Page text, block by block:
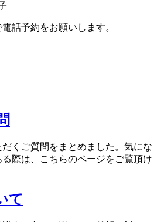
話予約をお願いします。
くご質問をまとめました。気にな
際は、こちらのページをご覧頂け